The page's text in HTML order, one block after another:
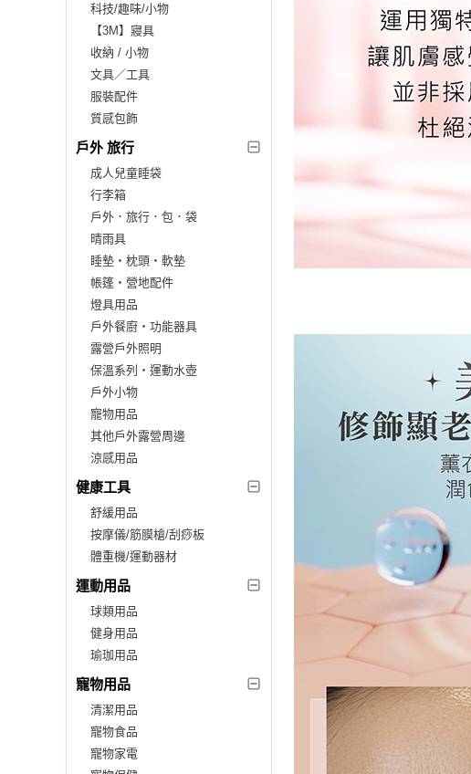
科技/趣味/小物
【3M】寢具
收納 / 小物
文具／工具
服裝配件
質感包飾
戶外 旅行
成人兒童睡袋
行李箱
戶外．旅行．包．袋
晴雨具
睡墊‧枕頭‧軟墊
帳篷‧營地配件
燈具用品
戶外餐廚‧功能器具
露營戶外照明
保溫系列‧運動水壺
戶外小物
寵物用品
其他戶外露營周邊
涼感用品
健康工具
舒緩用品
按摩儀/筋膜槍/刮痧板
體重機/運動器材
運動用品
球類用品
健身用品
瑜珈用品
寵物用品
清潔用品
寵物食品
寵物家電